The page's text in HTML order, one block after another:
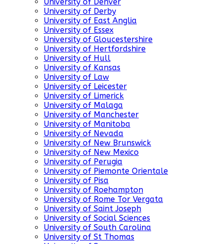
University of Denver
University of Derby
University of East Anglia
University of Essex
University of Gloucestershire
University of Hertfordshire
University of Hull
University of Kansas
University of Law
University of Leicester
University of Limerick
University of Malaga
University of Manchester
University of Manitoba
University of Nevada
University of New Brunswick
University of New Mexico
University of Perugia
University of Piemonte Orientale
University of Pisa
University of Roehampton
University of Rome Tor Vergata
University of Saint Joseph
University of Social Sciences
University of South Carolina
University of St Thomas